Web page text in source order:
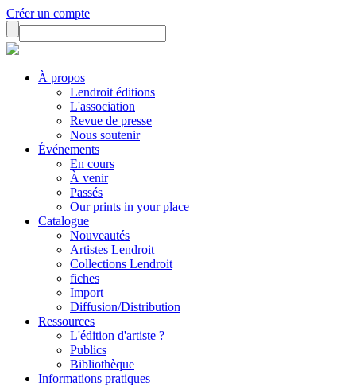
Créer un compte
À propos
Lendroit éditions
L'association
Revue de presse
Nous soutenir
Événements
En cours
À venir
Passés
Our prints in your place
Catalogue
Nouveautés
Artistes Lendroit
Collections Lendroit
fiches
Import
Diffusion/Distribution
Ressources
L'édition d'artiste ?
Publics
Bibliothèque
Informations pratiques